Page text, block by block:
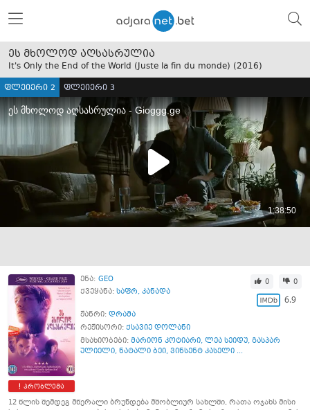
ეს მხოლოდ აღსასრულია
It's Only the End of the World (Juste la fin du monde) (2016)
ფლეიერი 2 ფლეიერი 3
პრობლემა
ენა: GEO
ქვეყანა: საფრ, კანადა
0 0
6.9
ჟანრი: დრამა
რეჟისორი: ქსავიე დოლანი
მსახიობები: მარიონ კოტიარი, ლეა სეიდუ, გასპარ
ულიელი, ნატალი ბეი, ვინსენტ კასელი ...
12 წლის შემდეგ მწერალი ბრუნდება მშობლიურ სახლში, რათა ოჯახს მისი